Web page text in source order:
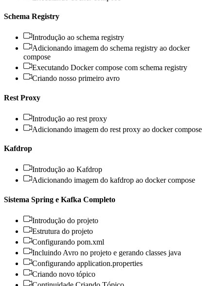
Schema Registry
Introdução ao schema registry
Adicionando imagem do schema registry ao docker
compose
Executando Docker compose com schema registry
Criando nosso primeiro avro
Rest Proxy
Introdução ao rest proxy
Adicionando imagem do rest proxy ao docker compose
Kafdrop
Introdução ao Kafdrop
Adicionando imagem do kafdrop ao docker compose
Sistema Spring e Kafka Completo
Introdução do projeto
Estrutura do projeto
Configurando pom.xml
Incluindo Avro no projeto e gerando classes java
Configurando application.properties
Criando novo tópico